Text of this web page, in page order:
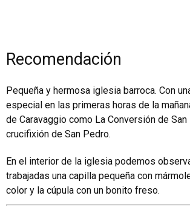
Recomendación
Pequeña y hermosa iglesia barroca. Con
especial en las primeras horas de la
de Caravaggio como La Conversión de San
crucifixión de San Pedro.
En el interior de la iglesia podemos
trabajadas una capilla pequeña con
color y la cúpula con un bonito freso.